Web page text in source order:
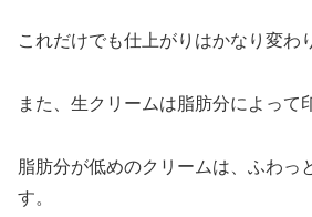
これだけでも仕上がりはかなり変わ
また、生クリームは脂肪分によって
脂肪分が低めのクリームは、ふわっ
す。